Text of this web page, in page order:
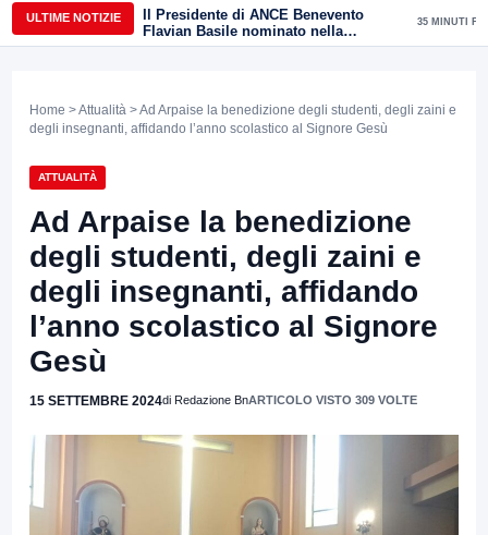
ULTIME NOTIZIE
Il Presidente di ANCE Benevento
Flavian Basile nominato nella
Commissione Tecnica
35 MINUTI FA
Home >Attualità > Ad Arpaise la benedizione degli studenti, degli zaini e
degli insegnanti, affidando l’anno scolastico al Signore Gesù
ATTUALITÀ
Ad Arpaise la benedizione
degli studenti, degli zaini e
degli insegnanti, affidando
l’anno scolastico al Signore
Gesù
15 SETTEMBRE 2024di Redazione BnARTICOLO VISTO 309 VOLTE